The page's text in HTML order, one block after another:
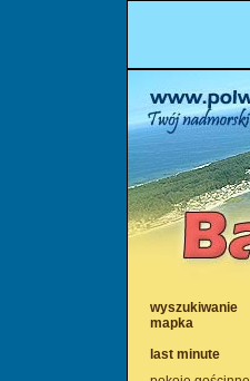
wyszukiwanie
mapka
last minute